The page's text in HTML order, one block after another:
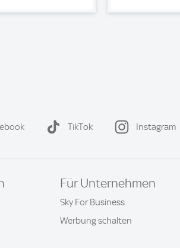
TikTok Instagram
Für Unternehmen
Sky For Business
Werbung schalten